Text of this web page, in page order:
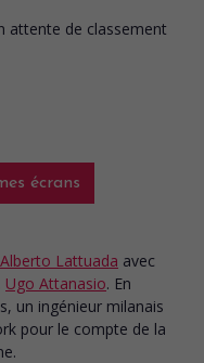
écrans
Alberto Lattuada avec
Ugo Attanasio. En
un ingénieur milanais
pour le compte de la